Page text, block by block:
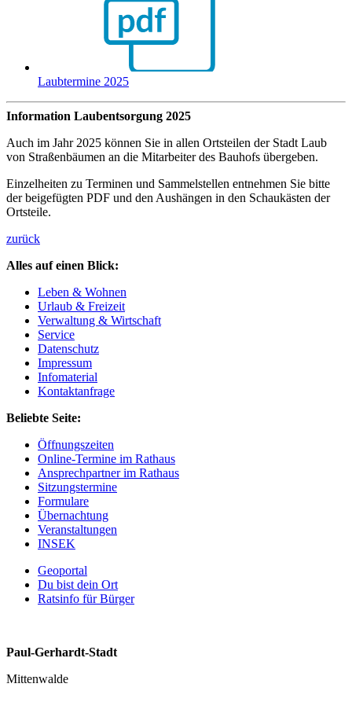
Laubtermine 2025
Information Laubentsorgung 2025
Auch im Jahr 2025 können Sie in allen Ortsteilen der Stadt Laub
von Straßenbäumen an die Mitarbeiter des Bauhofs übergeben.
Einzelheiten zu Terminen und Sammelstellen entnehmen Sie bitte
der beigefügten PDF und den Aushängen in den Schaukästen der
Ortsteile.
zurück
Alles auf einen Blick:
Leben & Wohnen
Urlaub & Freizeit
Verwaltung & Wirtschaft
Service
Datenschutz
Impressum
Infomaterial
Kontaktanfrage
Beliebte Seite:
Öffnungszeiten
Online-Termine im Rathaus
Ansprechpartner im Rathaus
Sitzungstermine
Formulare
Übernachtung
Veranstaltungen
INSEK
Geoportal
Du bist dein Ort
Ratsinfo für Bürger
Paul-Gerhardt-Stadt
Mittenwalde